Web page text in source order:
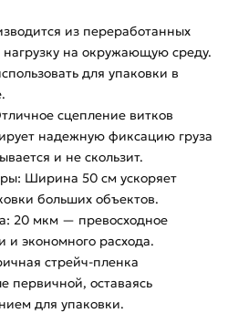
из переработанных
на окружающую среду.
для упаковки в
сцепление витков
надежную фиксацию груза
и не скользит.
Ширина 50 см ускоряет
больших объектов.
20 мкм — превосходное
и экономного расхода.
стрейч-пленка
первичной, оставаясь
для упаковки.